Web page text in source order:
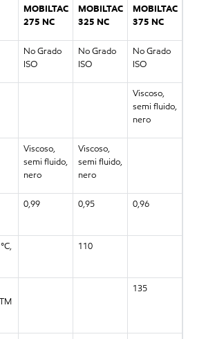
MOBILTAC
275 NC
MOBILTAC
325 NC
MOBILTAC
375 NC
No Grado
ISO
No Grado
ISO
No Grado
ISO
Viscoso,
semi fluido,
nero
Viscoso,
semi fluido,
nero
Viscoso,
semi fluido,
nero
0,99 0,95 0,96
110
135